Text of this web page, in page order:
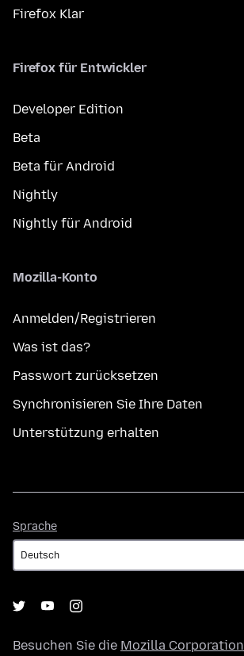
Firefox Klar
Firefox für Entwickler
Developer Edition
Beta
Beta für Android
Nightly
Nightly für Android
Mozilla-Konto
Anmelden/Registrieren
Was ist das?
Passwort zurücksetzen
Synchronisieren Sie Ihre Daten
Unterstützung erhalten
Sprache
Besuchen Sie die Mozilla Corporation